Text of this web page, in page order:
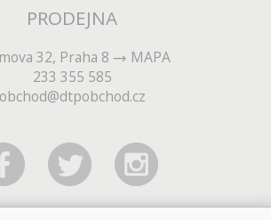
PRODEJNA
32, Praha 8
MAPA
233 355 585
obchod@dtpobchod.cz